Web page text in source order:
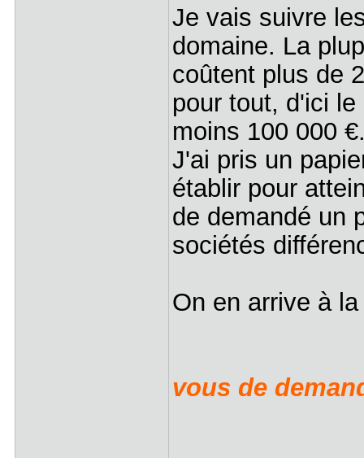
Je vais suivre
domaine. La
coûtent plus de
pour tout, d'ici
moins 100 000
J'ai pris un
établir pour
de demandé un
sociétés
On en arrive à
vous de